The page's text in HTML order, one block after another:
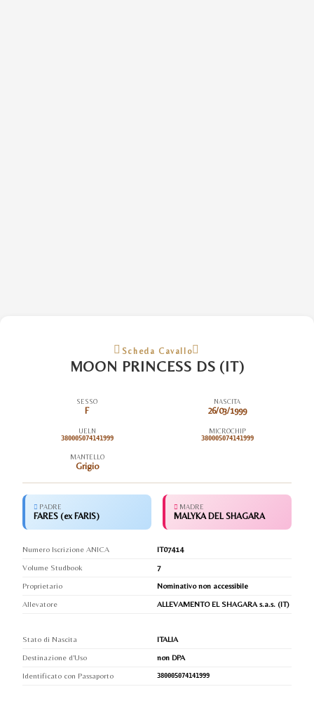
Scheda Cavallo
MOON PRINCESS DS (IT)
SESSO
F
NASCITA
26/03/1999
UELN
380005074141999
MICROCHIP
380005074141999
MANTELLO
Grigio
PADRE
FARES (ex FARIS)
MADRE
MALYKA DEL SHAGARA
Numero Iscrizione ANICA
IT07414
Volume Studbook
7
Proprietario
Nominativo non accessibile
Allevatore
ALLEVAMENTO EL SHAGARA s.a.s. (IT)
Stato di Nascita
ITALIA
Destinazione d'Uso
non DPA
Identificato con Passaporto
380005074141999